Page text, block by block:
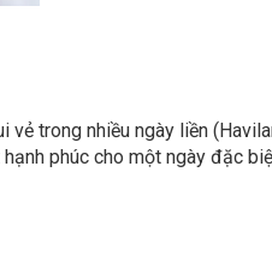
trong nhiều ngày liền
phúc cho một ngày đặc